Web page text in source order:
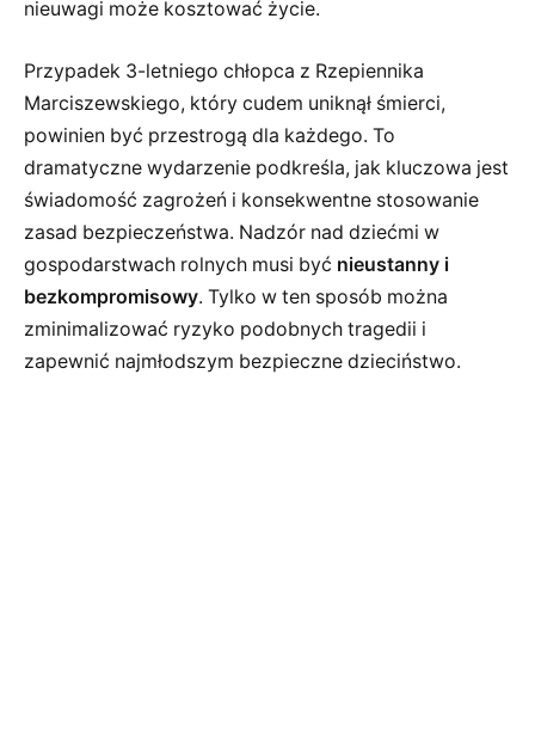
nieuwagi może kosztować życie.
Przypadek 3-letniego chłopca z Rzepiennika
Marciszewskiego, który cudem uniknął śmierci,
powinien być przestrogą dla każdego. To
dramatyczne wydarzenie podkreśla, jak kluczowa jest
świadomość zagrożeń i konsekwentne stosowanie
zasad bezpieczeństwa. Nadzór nad dziećmi w
gospodarstwach rolnych musi być nieustanny i
bezkompromisowy. Tylko w ten sposób można
zminimalizować ryzyko podobnych tragedii i
zapewnić najmłodszym bezpieczne dzieciństwo.